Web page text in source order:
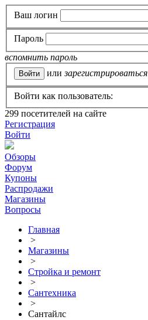
Ваш логин
Пароль
вспомнить пароль
или зарегистрироваться
Войти как пользователь:
299 посетителей на сайте
Регистрация
Войти
Обзоры
Форум
Купоны
Распродажи
Магазины
Вопросы
Главная
>
Магазины
>
Стройка и ремонт
>
Сантехника
>
Сантайлс